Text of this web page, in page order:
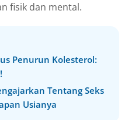
fisik dan mental.
Penurun Kolesterol:
Tentang Seks
Usianya